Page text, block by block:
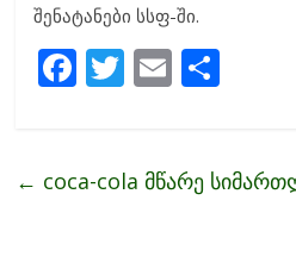
შენატანები სსფ-ში.
F
b
T
er
E
l e
← coca-cola მწარე